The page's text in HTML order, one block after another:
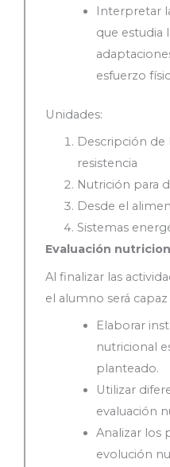
Interpretar
que estudia
esfuerzo
Unidades:
Descripción
resistencia
Nutrición para
Desde el
Sistemas
Evaluación
Al finalizar las
el alumno será capaz
Elaborar
nutricional
planteado.
Utilizar
evaluación
Analizar los
evolución